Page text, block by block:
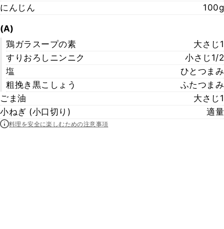
にんじん
100g
(A)
鶏ガラスープの素
大さじ1
すりおろしニンニク
小さじ1/2
塩
ひとつまみ
粗挽き黒こしょう
ふたつまみ
ごま油
大さじ1
小ねぎ (小口切り)
適量
料理を安全に楽しむための注意事項